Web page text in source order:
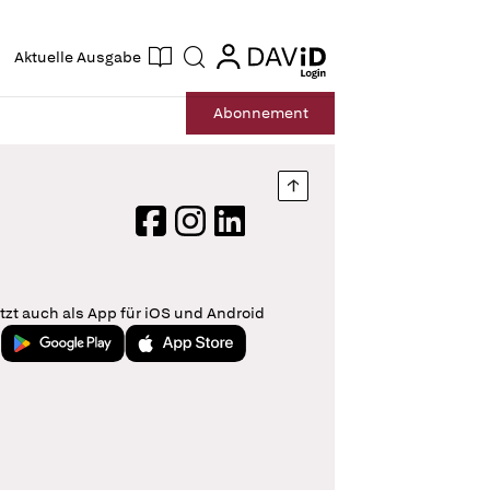
Aktuelle Ausgabe Suche login
login
Abonnement
Nach oben springen
FacebookInstagram
LinkedIn
auch als App für iOS und Android
Jetzt bei Google PlayLaden im App Store